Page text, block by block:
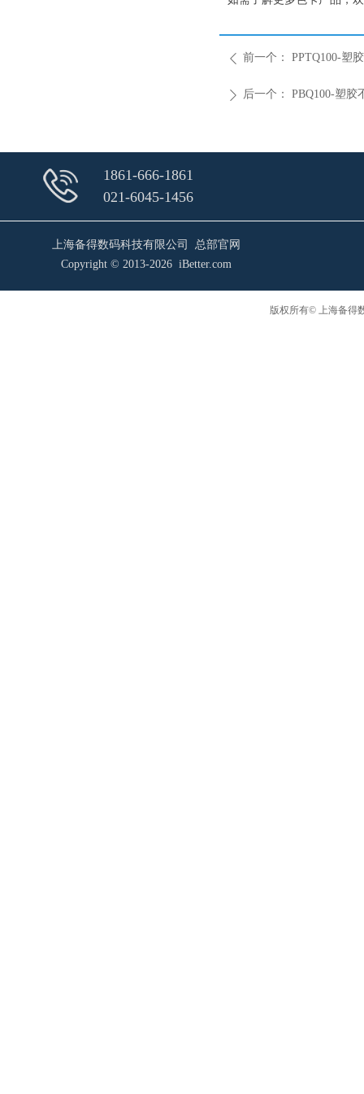
ꄴ 前一个： PPTQ100-塑
ꄲ 后一个： PBQ100-塑胶
上海备得数码科技有限公司 总部官网
Copyright © 2013-2026 iBetter.com
1861-666-1861
021-6045-1456
版权所有© 上海备得